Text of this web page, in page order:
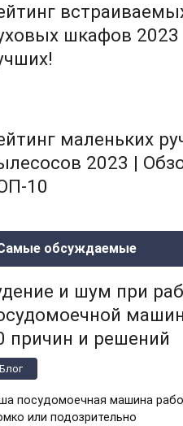
шкафов 2023
маленьких
2023 |
10
обсуждаемые
и шум при
причин и решений
Блог
посудомоечная машина
или подозрительно